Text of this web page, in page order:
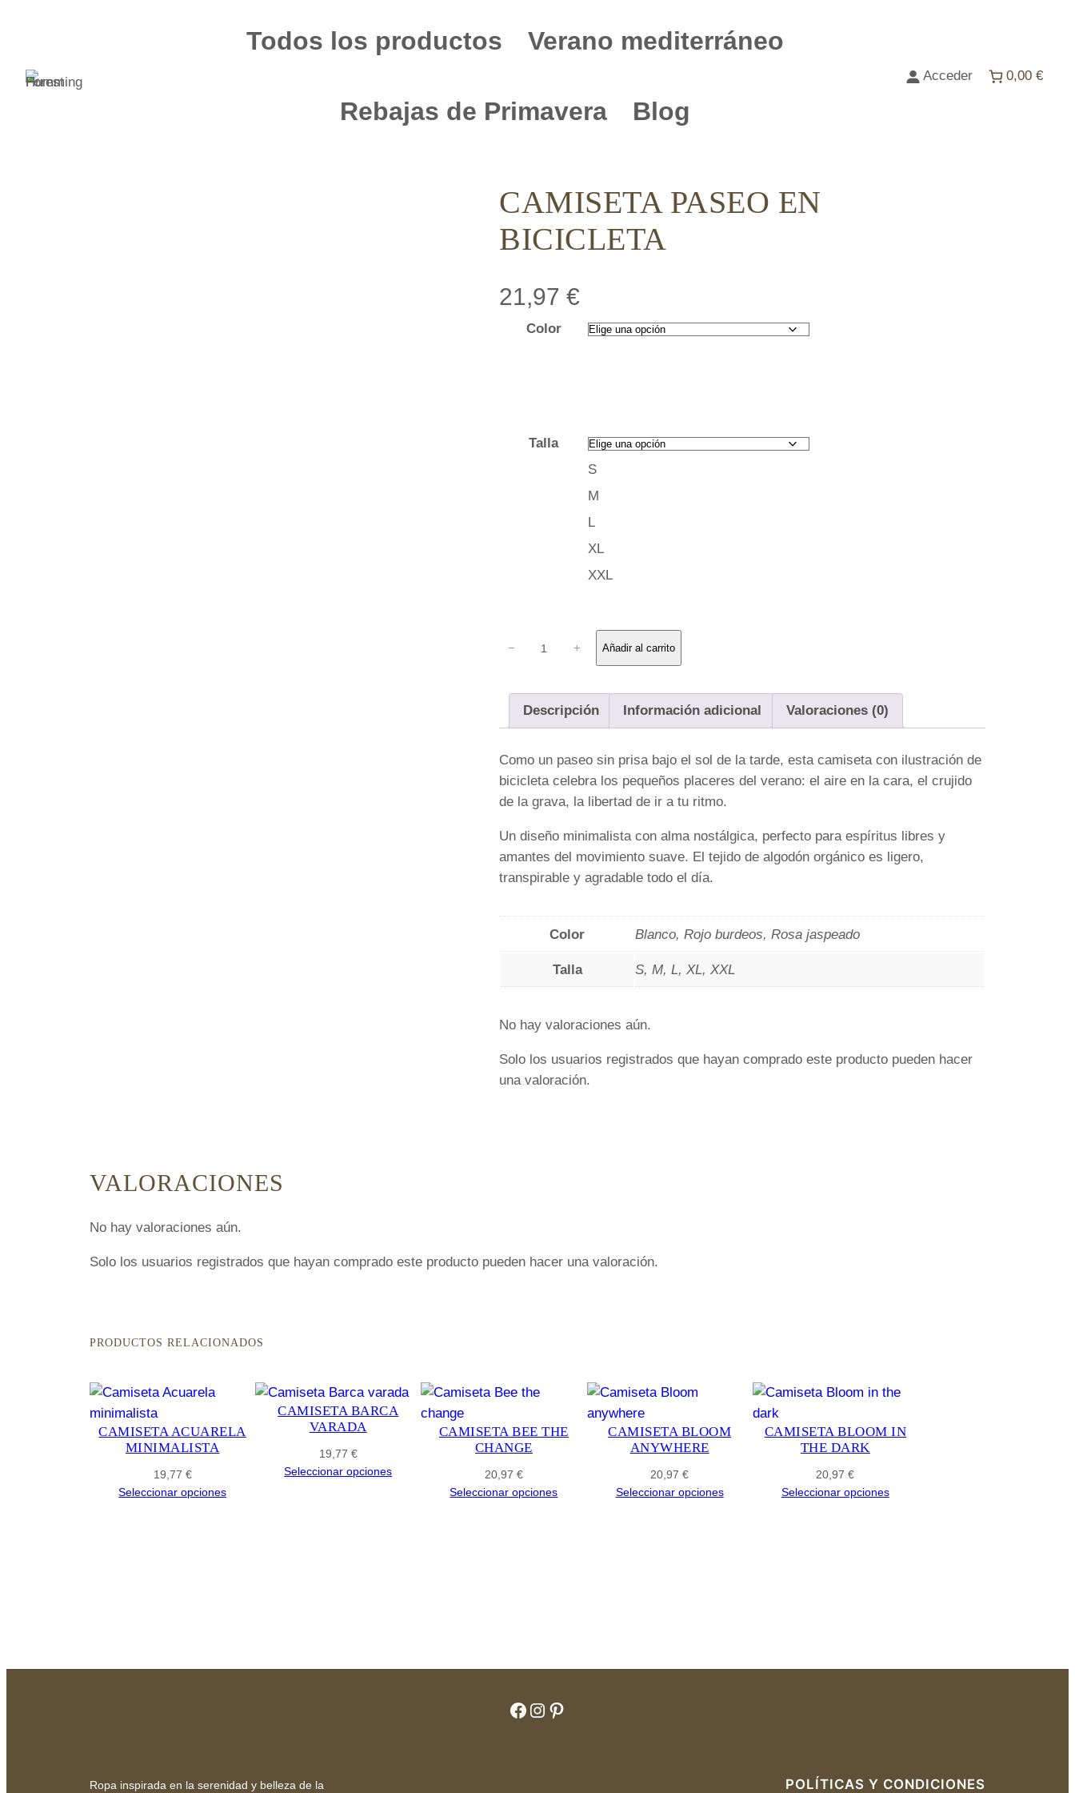
Todos los productos Verano mediterráneo
Rebajas de Primavera Blog
Acceder 0,00 €
CAMISETA PASEO EN
BICICLETA
21,97 €
Color
Talla
S
M
L
XL
XXL
t
a
P
B
c
l
e
a
− + Añadir al carrito
Descripción Información adicional Valoraciones (0)
Como un paseo sin prisa bajo el sol de la tarde, esta camiseta con ilustración de
bicicleta celebra los pequeños placeres del verano: el aire en la cara, el crujido
de la grava, la libertad de ir a tu ritmo.
Un diseño minimalista con alma nostálgica, perfecto para espíritus libres y
amantes del movimiento suave. El tejido de algodón orgánico es ligero,
transpirable y agradable todo el día.
Color Blanco, Rojo burdeos, Rosa jaspeado
Talla S, M, L, XL, XXL
No hay valoraciones aún.
Solo los usuarios registrados que hayan comprado este producto pueden hacer
una valoración.
VALORACIONES
No hay valoraciones aún.
Solo los usuarios registrados que hayan comprado este producto pueden hacer una valoración.
PRODUCTOS RELACIONADOS
CAMISETA ACUARELA
MINIMALISTA
19,77 €
Seleccionar opciones
CAMISETA BARCA
VARADA
19,77 €
Seleccionar opciones
CAMISETA BEE THE
CHANGE
20,97 €
Seleccionar opciones
CAMISETA BLOOM
ANYWHERE
20,97€
Seleccionar opciones
CAMISETA BLOOM IN
THE DARK
20,97€
Seleccionar opciones
Facebook
Instagram
Pinterest
Ropa inspirada en la serenidad y belleza de la POLÍTICAS Y CONDICIONES